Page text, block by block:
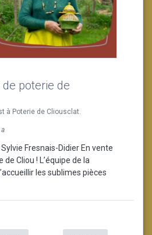
poterie de
à Poterie de Cliousclat.
Sylvie Fresnais-Didier En vente
Cliou ! L’équipe de la
les sublimes pièces